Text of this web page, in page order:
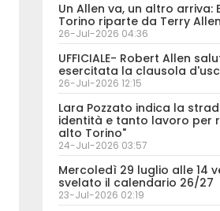
Un Allen va, un altro arriva:
Torino riparte da Terry Allen
26-Jul-2026 04:36
UFFICIALE- Robert Allen
esercitata la clausola
26-Jul-2026 12:15
Lara Pozzato indica la
identità e tanto lavoro per
alto Torino"
24-Jul-2026 03:57
Mercoledì 29 luglio alle 14
svelato il calendario 26/27
23-Jul-2026 02:19